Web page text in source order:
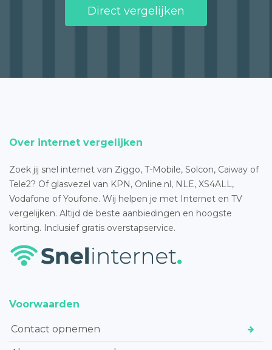
Direct vergelijken
Over internet vergelijken
Zoek jij snel internet van Ziggo, T-Mobile, Solcon, Caiway of
Tele2? Of glasvezel van KPN, Online.nl, NLE, XS4ALL,
Vodafone of Youfone. Wij helpen je met Internet en TV
vergelijken. Altijd de beste aanbiedingen en hoogste
korting. Inclusief gratis overstapservice.
Voorwaarden
Contact opnemen